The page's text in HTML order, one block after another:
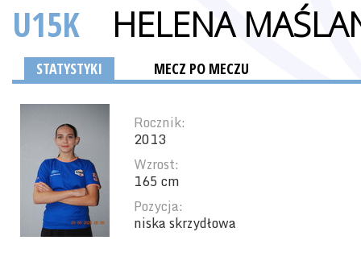
U15K HELENA
STATYSTYKI MECZ PO MECZU
Rocznik:
2013
Wzrost:
165 cm
Pozycja:
niska skrzydłowa